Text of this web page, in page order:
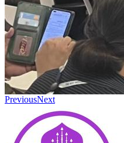
PreviousNext